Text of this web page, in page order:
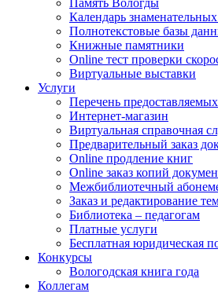
Память Вологды
Календарь
Полнотекстовые базы
Книжные памятники
Online тест проверки
Виртуальные выставки
Услуги
Перечень
Интернет-магазин
Виртуальная справочная
Предварительный заказ
Online продление книг
Online заказ копий
Межбиблиотечный
Заказ и редактирование
Библиотека – педагогам
Платные услуги
Бесплатная юридическая
Конкурсы
Вологодская книга года
Коллегам